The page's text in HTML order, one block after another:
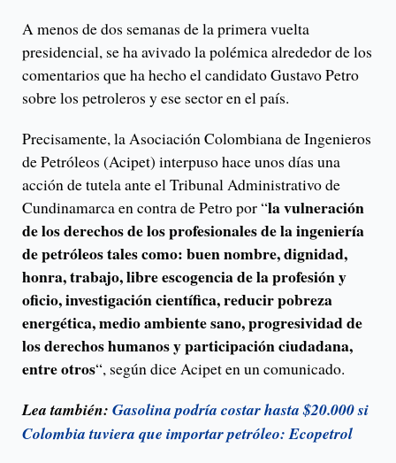
A menos de dos semanas de la primera vuelta
presidencial, se ha avivado la polémica alrededor de los
comentarios que ha hecho el candidato Gustavo Petro
sobre los petroleros y ese sector en el país.
Precisamente, la Asociación Colombiana de Ingenieros
de Petróleos (Acipet) interpuso hace unos días una
acción de tutela ante el Tribunal Administrativo de
Cundinamarca en contra de Petro por “la vulneración
de los derechos de los profesionales de la ingeniería
de petróleos tales como: buen nombre, dignidad,
honra, trabajo, libre escogencia de la profesión y
oficio, investigación científica, reducir pobreza
energética, medio ambiente sano, progresividad de
los derechos humanos y participación ciudadana,
entre otros“, según dice Acipet en un comunicado.
Lea también: Gasolina podría costar hasta $20.000 si
Colombia tuviera que importar petróleo: Ecopetrol